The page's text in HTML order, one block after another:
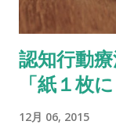
ているのだそうで
ーザーが、一週間
グループと（コン
れました。 一週
ました。 より良い
認知行動
「紙１枚
12月 06, 2015